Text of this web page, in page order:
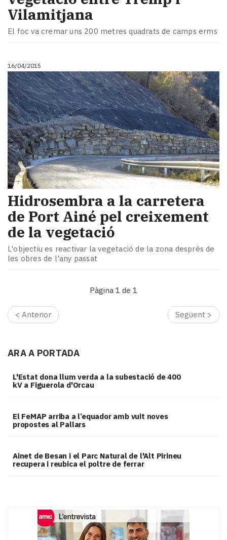
Vilamitjana
El foc va cremar uns 200 metres quadrats de camps erms
16/04/2015
​Hidrosembra a la carretera
de Port Ainé pel creixement
de la vegetació
L'objectiu es reactivar la vegetació de la zona després de
les obres de l'any passat
Pàgina 1 de 1
< Anterior Següent >
ARA A PORTADA
L'Estat dona llum verda a la subestació de 400
kV a Figuerola d'Orcau
El FeMAP arriba a l’equador amb vuit noves
propostes al Pallars
Ainet de Besan i el Parc Natural de l'Alt Pirineu
recupera i reubica el poltre de ferrar